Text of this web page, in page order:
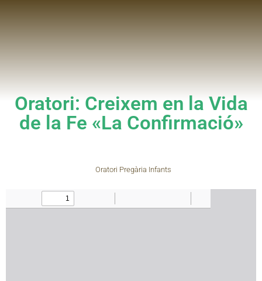
Oratori: Creixem en la Vida
de la Fe «La Confirmació»
Oratori Pregària Infants